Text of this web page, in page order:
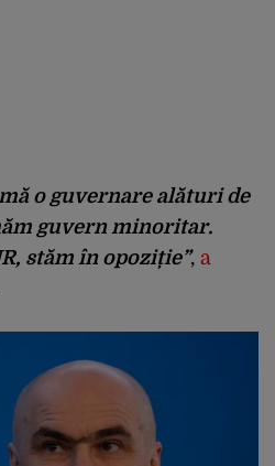
o guvernare alături de
guvern minoritar.
stăm în opoziție”, a